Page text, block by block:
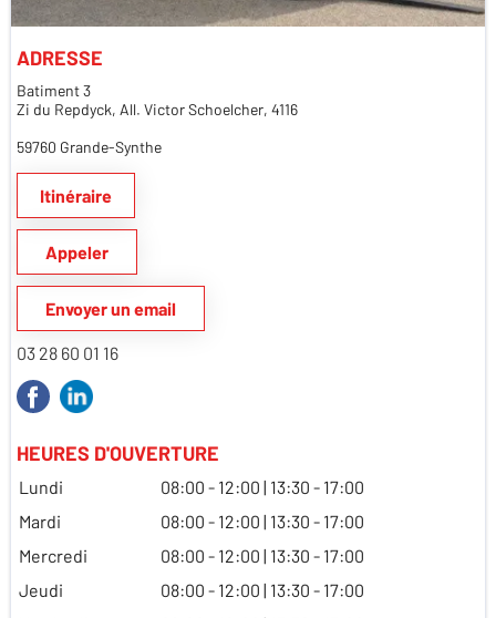
ADRESSE
Batiment 3
Zi du Repdyck, All. Victor Schoelcher, 4116
59760 Grande-Synthe
Itinéraire
Appeler
Envoyer un email
03 28 60 01 16
HEURES D'OUVERTURE
Lundi
08:00 - 12:00 | 13:30 - 17:00
Mardi
08:00 - 12:00 | 13:30 - 17:00
Mercredi
08:00 - 12:00 | 13:30 - 17:00
Jeudi
08:00 - 12:00 | 13:30 - 17:00